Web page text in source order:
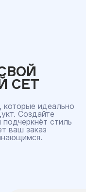
СЕТ
идеально
Создайте
стиль
ваш заказ